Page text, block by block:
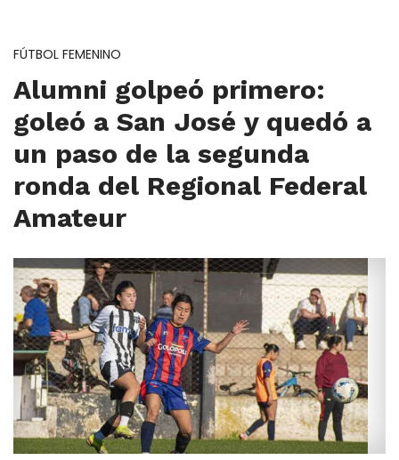
FÚTBOL FEMENINO
Alumni golpeó primero:
goleó a San José y quedó a
un paso de la segunda
ronda del Regional Federal
Amateur